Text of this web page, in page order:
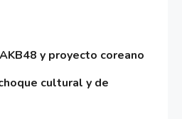
y proyecto coreano
cultural y de